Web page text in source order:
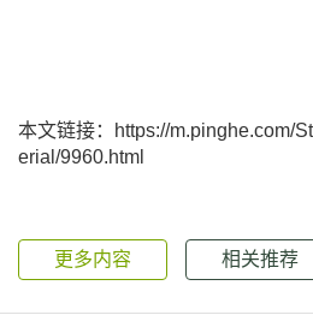
本文链接：https://m.pinghe.com/
erial/9960.html
更多内容 相关推荐